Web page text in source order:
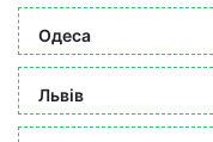
Одеса
Львів